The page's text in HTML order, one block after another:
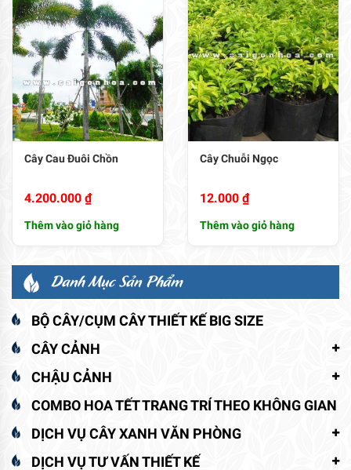
Cây Cau Đuôi Chồn
4.200.000 ₫
Thêm vào giỏ hàng
Cây Chuỗi Ngọc
12.000 ₫
Thêm vào giỏ hàng
Danh Mục Sản Phẩm
BỘ CÂY/CỤM CÂY THIẾT KẾ BIG SIZE
CÂY CẢNH
CHẬU CẢNH
COMBO HOA TẾT TRANG TRÍ THEO KHÔNG GIAN
DỊCH VỤ CÂY XANH VĂN PHÒNG
DỊCH VỤ TƯ VẤN THIẾT KẾ